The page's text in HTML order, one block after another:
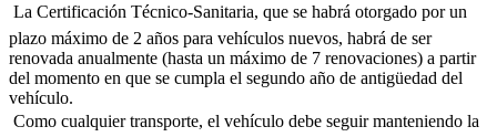
 La Certificación Técnico-Sanitaria, que se habrá otorgado por un
plazo máximo de 2 años para vehículos nuevos, habrá de ser
renovada anualmente (hasta un máximo de 7 renovaciones) a partir
del momento en que se cumpla el segundo año de antigüedad del
vehículo.
 Como cualquier transporte, el vehículo debe seguir manteniendo la